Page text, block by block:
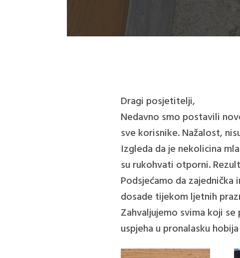
Dragi posjetitelji,
Nedavno smo postavili
sve korisnike. Nažalost,
Izgleda da je nekolicina
su rukohvati otporni.
Podsjećamo da
dosade tijekom ljetnih
Zahvaljujemo svima koji
uspjeha u pronalasku